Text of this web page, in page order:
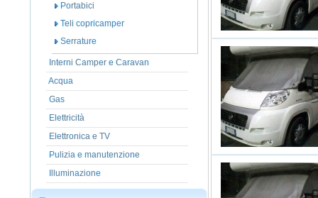
Portabici
Teli copricamper
Serrature
Interni Camper e Caravan
Acqua
Gas
Elettricità
Elettronica e TV
Pulizia e manutenzione
Illuminazione